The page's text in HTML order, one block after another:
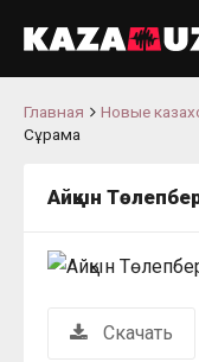
Главная Новые
Сұрама
Айқын
Скачать